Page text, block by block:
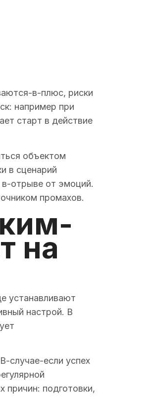
в-плюс, риски
например при
старт в действие
объектом
в сценарий
отрыве от эмоций.
промахов.
на
устанавливают
настрой. В
случае-если успех
причин: подготовки,